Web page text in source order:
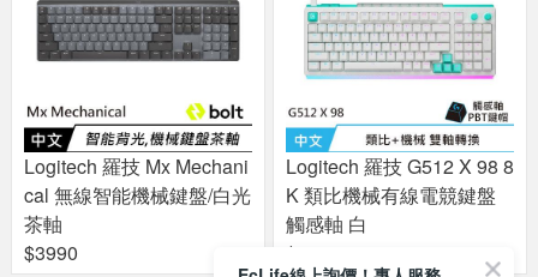
Logitech 羅技 Mx Mechani
cal 無線智能機械鍵盤/白光
茶軸
$3990
Logitech 羅技 G512 X 98 8
K 類比機械有線電競鍵盤
觸感軸 白
$5990